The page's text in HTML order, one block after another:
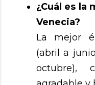
¿Cuál es la
Venecia?
La mejor
(abril a
octubre),